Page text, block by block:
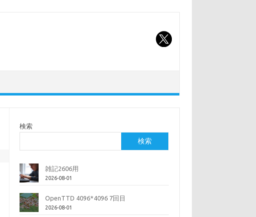
検索
検索
雑記2606用
2026-08-01
OpenTTD 4096*4096 7回目
2026-08-01